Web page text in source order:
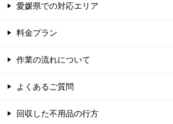
愛媛県での対応エリア
料金プラン
作業の流れについて
よくあるご質問
回収した不用品の行方